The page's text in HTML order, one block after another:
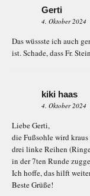
Gerti
4. Oktober 2024
Das wüssste ich auch
ist. Schade, dass Fr.
kiki haas
4. Oktober 2024
Liebe Gerti,
die Fußsohle wird
drei linke Reihen
in der 7ten Runde
Ich hoffe, das hilft
Beste Grüße!